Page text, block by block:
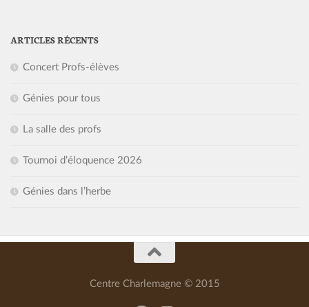
ARTICLES RÉCENTS
Concert Profs-élèves
Génies pour tous
La salle des profs
Tournoi d’éloquence 2026
Génies dans l’herbe
Centre Charlemagne © 2015